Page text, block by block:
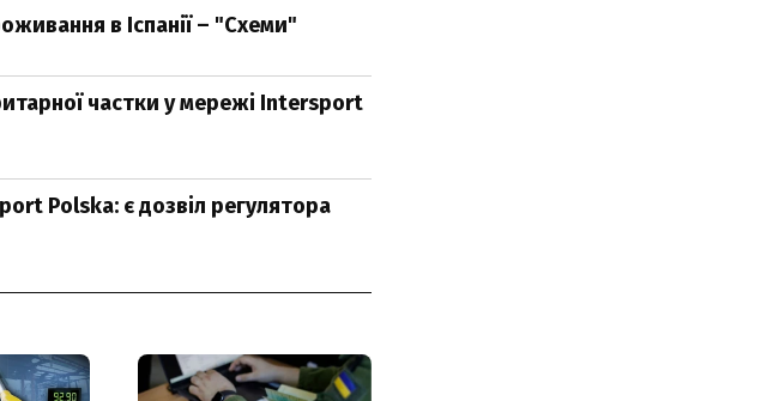
в Іспанії – "Схеми"
частки у мережі Intersport
Polska: є дозвіл регулятора